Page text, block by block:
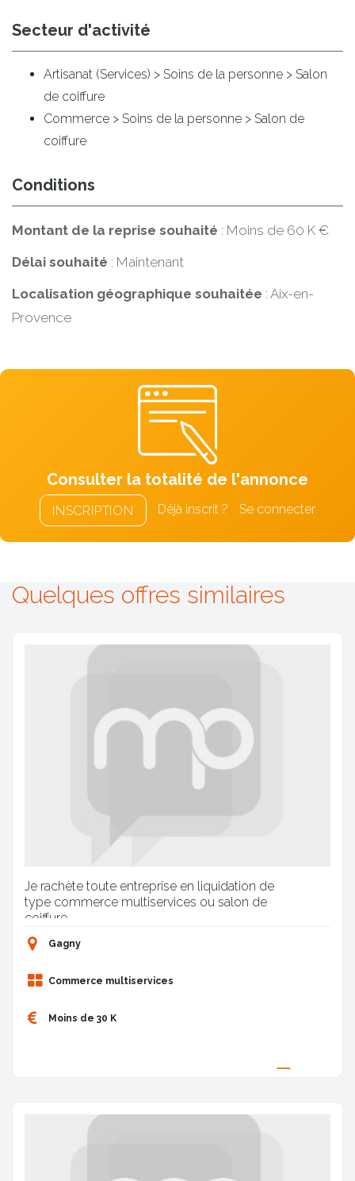
Secteur d'activité
Artisanat (Services) > Soins de la personne > Salon
de coiffure
Commerce > Soins de la personne > Salon de
coiffure
Conditions
Montant de la reprise souhaité : Moins de 60 K €
Délai souhaité : Maintenant
Localisation géographique souhaitée : Aix-en-
Provence
Consulter la totalité de l'annonce
INSCRIPTION Déjà inscrit ? Se connecter
Quelques offres similaires
Je rachète toute entreprise en liquidation de
type commerce multiservices ou salon de
coiffure.
Gagny
Commerce multiservices
Moins de 30 K